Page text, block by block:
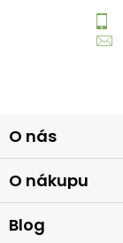
á
p
a
t
O nás
O nákupu
Blog